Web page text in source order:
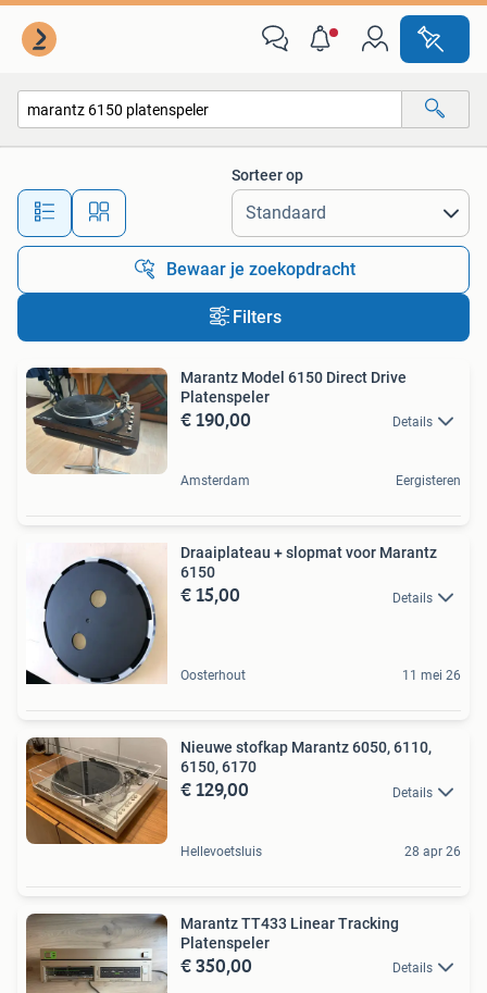
Alle afstanden…
Sorteer op
Bewaar je zoekopdracht
Filters
Marantz Model 6150 Direct Drive
Platenspeler
€ 190,00 Details
Amsterdam Eergisteren
Draaiplateau + slopmat voor Marantz
6150
€ 15,00 Details
Oosterhout 11 mei 26
Nieuwe stofkap Marantz 6050, 6110,
6150, 6170
€ 129,00 Details
Hellevoetsluis 28 apr 26
Marantz TT433 Linear Tracking
Platenspeler
€ 350,00 Details